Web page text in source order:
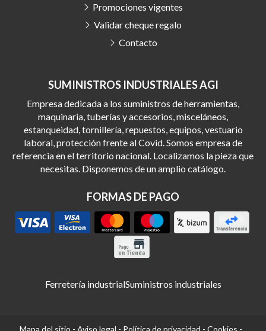
SUMINISTROS INDUSTRIALES AGI
Empresa dedicada a los suministros de herramientas,
maquinaria, tuberías y accesorios, misceláneos,
estanqueidad, tornillería, repuestos, equipos, vestuario
laboral, protección frente al Covid. Somos empresa de
referencia en el territorio nacional. Localizamos la pieza que
necesitas. Disponemos de un amplio catálogo.
FORMAS DE PAGO
Promociones vigentes
Validar cheque regalo
Contacto
Ferretería industrialSuministros industriales
Mapa del sitio - Aviso legal - Política de privacidad - Cookies -